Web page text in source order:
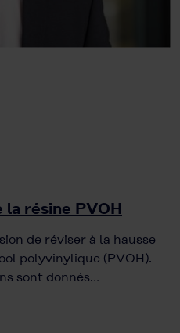
la résine PVOH
de réviser à la hausse
polyvinylique (PVOH).
sont donnés…